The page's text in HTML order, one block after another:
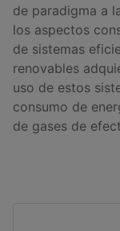
de paradigma a
los aspectos
de sistemas
renovables
uso de estos
consumo de
de gases de